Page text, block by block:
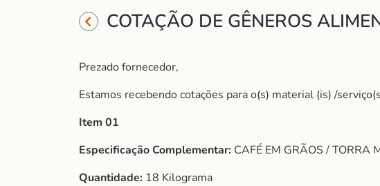
COTAÇÃO DE GÊNEROS
Prezado fornecedor,
Estamos recebendo cotações para o(s) material (is) /
Item 01
Especificação Complementar: CAFÉ EM GRÃOS / TORRA
Quantidade: 18 Kilograma